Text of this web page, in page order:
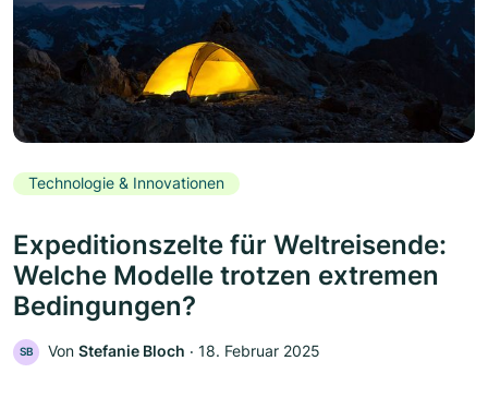
Technologie & Innovationen
Expeditionszelte für Weltreisende:
Welche Modelle trotzen extremen
Bedingungen?
SB Von Stefanie Bloch ‧ 18. Februar 2025